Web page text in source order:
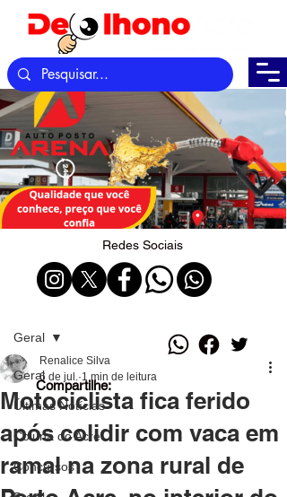
Redes Sociais
Geral
Últimas Notícias
Coluna do Acre
Concursos
Geral
Motociclista fica ferido
após colidir com vaca em
ramal na zona rural de
Renalice Silva
6 de jul. 1 min de leitura
Compartilhe: